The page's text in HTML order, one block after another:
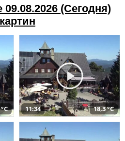
(Cегодня)
11:34 18,3 °C